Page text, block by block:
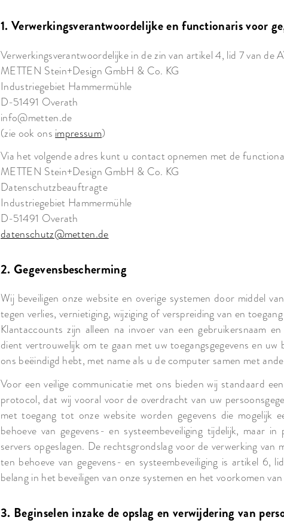
1. Verwerkingsverantwoordelijke en functionaris voor
Verwerkingsverantwoordelijke in de zin van artikel 4, lid 7 van de
METTEN Stein+Design GmbH & Co. KG
Industriegebiet Hammermühle
D-51491 Overath
info@metten.de
(zie ook ons impressum)
Via het volgende adres kunt u contact opnemen met de
METTEN Stein+Design GmbH & Co. KG
Datenschutzbeauftragte
Industriegebiet Hammermühle
D-51491 Overath
datenschutz@metten.de
2. Gegevensbescherming
Wij beveiligen onze website en overige systemen door middel
tegen verlies, vernietiging, wijziging of verspreiding van en
Klantaccounts zijn alleen na invoer van een gebruikersnaam
dient vertrouwelijk om te gaan met uw toegangsgegevens en
ons beëindigd hebt, met name als u de computer samen met
Voor een veilige communicatie met ons bieden wij standaard
protocol, dat wij vooral voor de overdracht van uw
met toegang tot onze website worden gegevens die mogelijk
behoeve van gegevens- en systeembeveiliging tijdelijk, maar
servers opgeslagen. De rechtsgrondslag voor de verwerking van
ten behoeve van gegevens- en systeembeveiliging is artikel 6,
belang in het beveiligen van onze systemen en het voorkomen
3. Beginselen inzake de opslag en verwijdering van